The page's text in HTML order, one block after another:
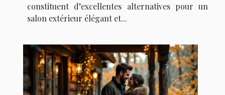
constituent d’excellentes alternatives pour un
salon extérieur élégant et...